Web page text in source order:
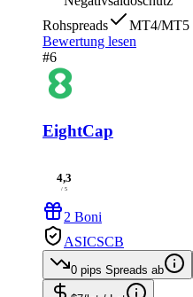
Rohspreads
MT4/MT5
Bewertung lesen
#6
EightCap
4,3
/ 5
2 Boni
ASICSCB
0 pips Spreads ab